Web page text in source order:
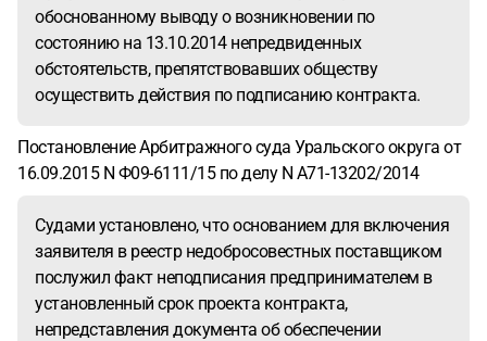
обоснованному выводу о возникновении по
состоянию на 13.10.2014 непредвиденных
обстоятельств, препятствовавших обществу
осуществить действия по подписанию контракта.
Постановление Арбитражного суда Уральского округа от
16.09.2015 N Ф09-6111/15 по делу N А71-13202/2014
Судами установлено, что основанием для включения
заявителя в реестр недобросовестных поставщиком
послужил факт неподписания предпринимателем в
установленный срок проекта контракта,
непредставления документа об обеспечении